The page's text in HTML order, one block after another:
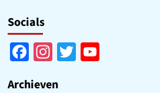
Socials
Facebook
Instagram
Twitter
YouTube
Archieven